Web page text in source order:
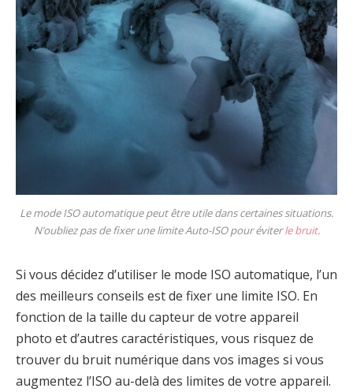
Le mode ISO automatique peut être utile dans certaines situations.
N’oubliez pas de fixer une limite Auto-ISO pour éviterle bruit.
Si vous décidez d’utiliser le mode ISO automatique, l’un
des meilleurs conseils est de fixer une limite ISO. En
fonction de la taille du capteur de votre appareil
photo et d’autres caractéristiques, vous risquez de
trouver du bruit numérique dans vos images si vous
augmentez l’ISO au-delà des limites de votre appareil.